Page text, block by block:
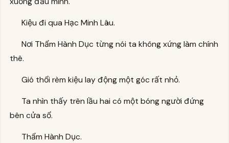
Kiệu đi qua Hạc Minh Lâu.
Nơi Thẩm Hành Dục từng nói ta không xứng làm chính
thê.
Gió thổi rèm kiệu lay động một góc rất nhỏ.
Ta nhìn thấy trên lầu hai có một bóng người đứng
bên cửa sổ.
Thẩm Hành Dục.